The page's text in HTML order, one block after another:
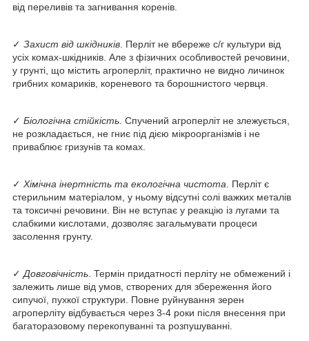
від переливів та загнивання коренів.
✓ Захист від шкідників . Перліт не вбереже с/г культури від
усіх комах-шкідників. Але з фізичних особливостей речовини,
у грунті, що містить агроперліт, практично не видно личинок
грибних комариків, кореневого та борошнистого червця.
✓ Біологічна стійкість . Спучений агроперліт не злежується,
не розкладається, не гниє під дією мікроорганізмів і не
приваблює гризунів та комах.
✓ Хімічна інертність та екологічна чистота . Перліт є
стерильним матеріалом, у ньому відсутні солі важких металів
та токсичні речовини. Він не вступає у реакцію із лугами та
слабкими кислотами, дозволяє загальмувати процеси
засолення грунту.
✓ Довговічність . Термін придатності перліту не обмежений і
залежить лише від умов, створених для збереження його
сипучої, пухкої структури. Повне руйнування зерен
агроперліту відбувається через 3-4 роки після внесення при
багаторазовому перекопуванні та розпушуванні.